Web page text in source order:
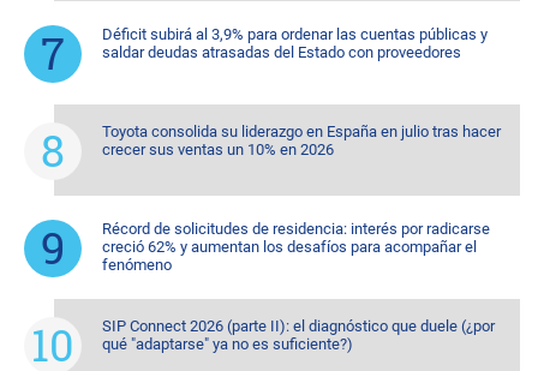
Déficit subirá al 3,9% para ordenar las cuentas públicas y
saldar deudas atrasadas del Estado con proveedores
Toyota consolida su liderazgo en España en julio tras hacer
crecer sus ventas un 10% en 2026
Récord de solicitudes de residencia: interés por radicarse
creció 62% y aumentan los desafíos para acompañar el
fenómeno
SIP Connect 2026 (parte II): el diagnóstico que duele (¿por
qué "adaptarse" ya no es suficiente?)